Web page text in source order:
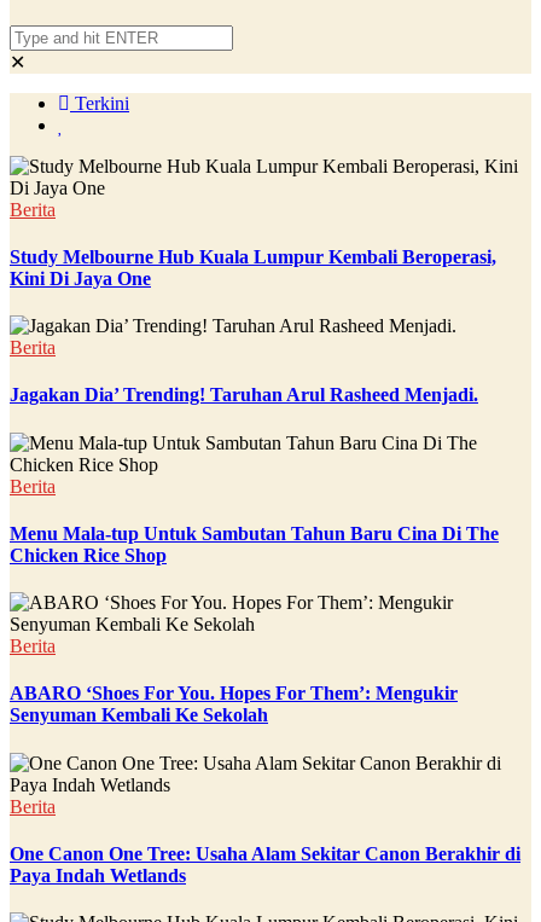
✕
Terkini
Berita
Study Melbourne Hub Kuala Lumpur Kembali Beroperasi,
Kini Di Jaya One
Berita
Jagakan Dia’ Trending! Taruhan Arul Rasheed Menjadi.
Berita
Menu Mala-tup Untuk Sambutan Tahun Baru Cina Di The
Chicken Rice Shop
Berita
ABARO ‘Shoes For You. Hopes For Them’: Mengukir
Senyuman Kembali Ke Sekolah
Berita
One Canon One Tree: Usaha Alam Sekitar Canon Berakhir di
Paya Indah Wetlands